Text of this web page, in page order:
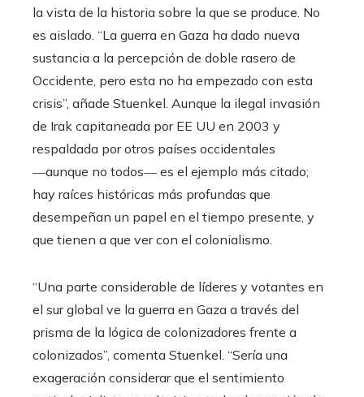
la vista de la historia sobre la que se produce. No
es aislado. “La guerra en Gaza ha dado nueva
sustancia a la percepción de doble rasero de
Occidente, pero esta no ha empezado con esta
crisis”, añade Stuenkel. Aunque la ilegal invasión
de Irak capitaneada por EE UU en 2003 y
respaldada por otros países occidentales
―aunque no todos― es el ejemplo más citado;
hay raíces históricas más profundas que
desempeñan un papel en el tiempo presente, y
que tienen a que ver con el colonialismo.
“Una parte considerable de líderes y votantes en
el sur global ve la guerra en Gaza a través del
prisma de la lógica de colonizadores frente a
colonizados”, comenta Stuenkel. “Sería una
exageración considerar que el sentimiento